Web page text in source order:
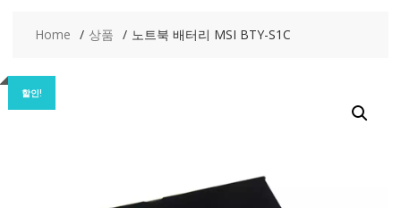
Home 상품 노트북 배터리 MSI BTY-S1C
할인!